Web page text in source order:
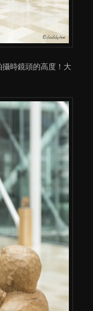
時鏡頭的高度！大